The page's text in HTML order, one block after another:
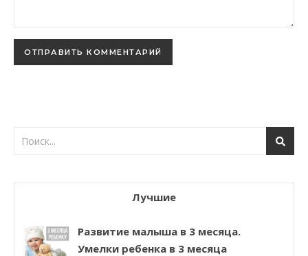
Лучшие
Развитие малыша в 3 месяца.
Умелки ребенка в 3 месяца